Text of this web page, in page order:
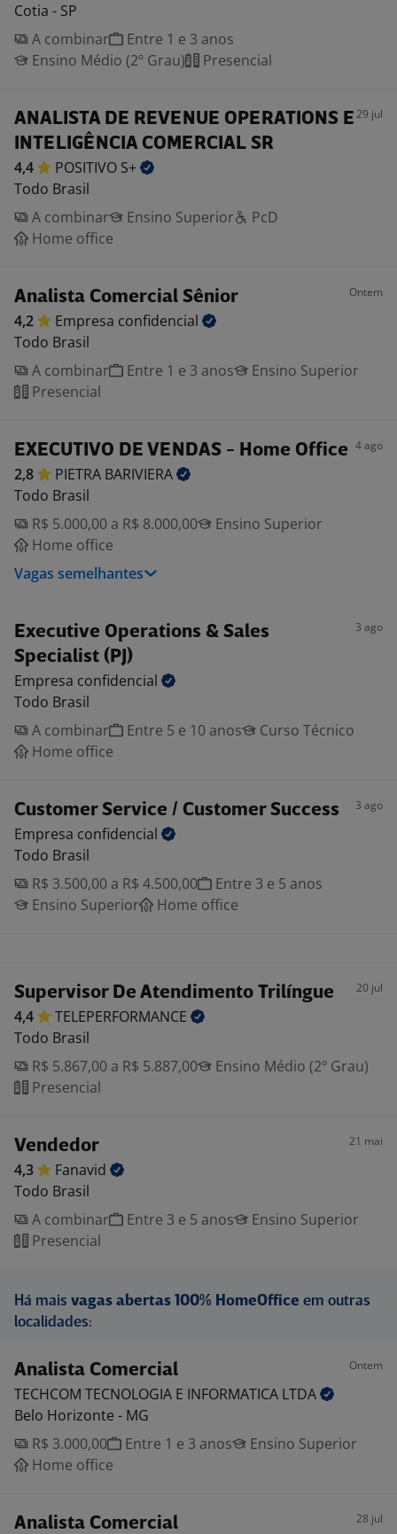
Cotia - SP
A combinar
Entre 1 e 3 anos
Ensino Médio (2º Grau)
Presencial
ANALISTA DE REVENUE OPERATIONS E
INTELIGÊNCIA COMERCIAL SR
29 jul
4,4 POSITIVO S+
Todo Brasil
A combinar
Ensino Superior
PcD
Home office
Analista Comercial Sênior Ontem
4,2 Empresa confidencial
Todo Brasil
A combinar
Entre 1 e 3 anos
Ensino Superior
Presencial
EXECUTIVO DE VENDAS - Home Office 4 ago
2,8 PIETRA BARIVIERA
Todo Brasil
R$ 5.000,00 a R$ 8.000,00
Ensino Superior
Home office
Vagas semelhantes
Executive Operations & Sales
Specialist (PJ)
3 ago
Empresa confidencial
Todo Brasil
A combinar
Entre 5 e 10 anos
Curso Técnico
Home office
Customer Service / Customer Success 3 ago
Empresa confidencial
Todo Brasil
R$ 3.500,00 a R$ 4.500,00
Entre 3 e 5 anos
Ensino Superior
Home office
Supervisor De Atendimento Trilíngue 20 jul
4,4
TELEPERFORMANCE
Todo Brasil
R$ 5.867,00 a R$ 5.887,00
Ensino Médio (2º Grau)
Presencial
Vendedor 21 mai
4,3
Fanavid
Todo Brasil
A combinar
Entre 3 e 5 anos
Ensino Superior
Presencial
Há mais vagas abertas 100% HomeOffice em outras
localidades:
Analista Comercial Ontem
TECHCOM TECNOLOGIA E INFORMATICA LTDA
Belo Horizonte - MG
R$ 3.000,00
Entre 1 e 3 anos
Ensino Superior
Home office
Analista Comercial 28 jul